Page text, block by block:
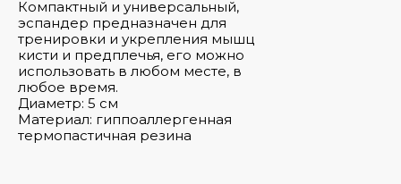
Шашки
Одежда для похудения
Перчатки для занятий спортом,
велоперчатки
Компактный и универсальный,
эспандер предназначен для
тренировки и укрепления мышц
кисти и предплечья, его можно
использовать в любом месте, в
любое время.
Диаметр: 5 см
Материал: гиппоаллергенная
термопастичная резина